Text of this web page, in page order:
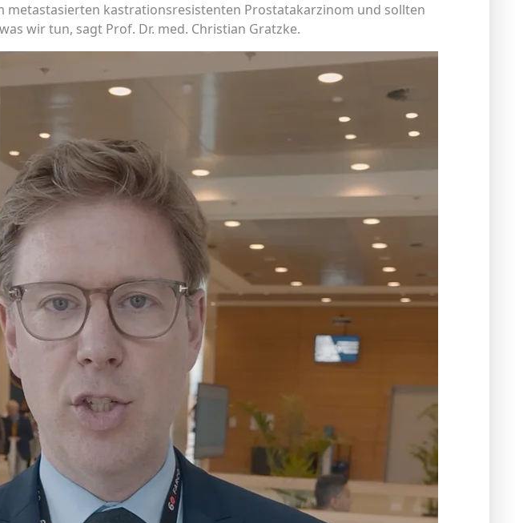
metastasierten kastrationsresistenten Prostatakarzinom und sollten
wir tun, sagt Prof. Dr. med. Christian Gratzke.